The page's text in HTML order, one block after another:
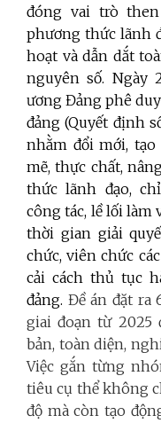
đóng vai trò
phương thức lãnh
hoạt và dẫn dắt
nguyên số. Ngày
ương Đảng phê
đảng (Quyết định
nhằm đổi mới,
mẽ, thực chất,
thức lãnh đạo,
công tác, lề lối làm
thời gian giải
chức, viên chức
cải cách thủ tục
đảng. Đề án đặt ra
giai đoạn từ 2025
bản, toàn diện,
Việc gắn từng
tiêu cụ thể không
độ mà còn tạo